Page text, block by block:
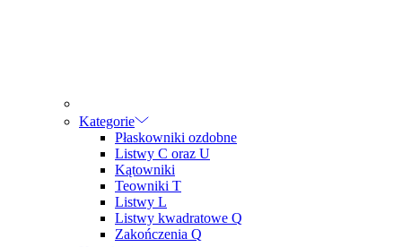
Kategorie
Płaskowniki ozdobne
Listwy C oraz U
Kątowniki
Teowniki T
Listwy L
Listwy kwadratowe Q
Zakończenia Q